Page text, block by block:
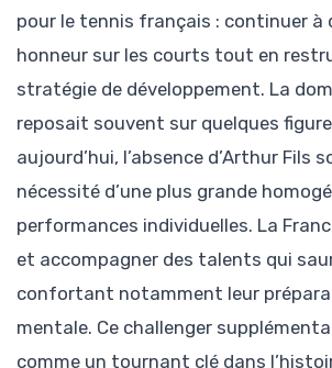
pour le tennis français : continuer à
honneur sur les courts tout en
stratégie de développement. La
reposait souvent sur quelques
aujourd’hui, l’absence d’Arthur Fils
nécessité d’une plus grande
performances individuelles. La
et accompagner des talents qui
confortant notamment leur
mentale. Ce challenger
comme un tournant clé dans